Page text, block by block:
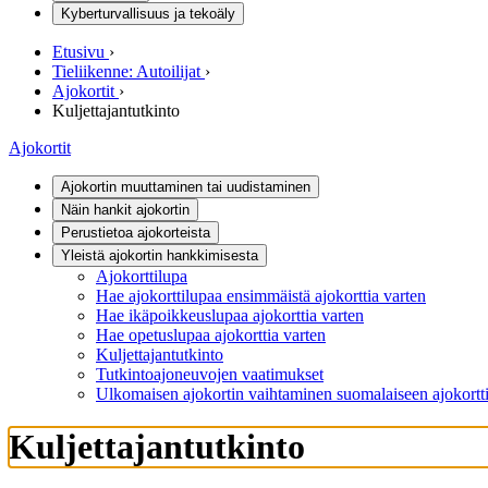
Kyberturvallisuus ja tekoäly
Etusivu ›
Tieliikenne: Autoilijat ›
Ajokortit ›
Kuljettajantutkinto
Ajokortit
Ajokortin muuttaminen tai uudistaminen
Näin hankit ajokortin
Perustietoa ajokorteista
Yleistä ajokortin hankkimisesta
Ajokorttilupa
Hae ajokorttilupaa ensimmäistä ajokorttia varten
Hae ikäpoikkeuslupaa ajokorttia varten
Hae opetuslupaa ajokorttia varten
Kuljettajantutkinto
Tutkintoajoneuvojen vaatimukset
Ulkomaisen ajokortin vaihtaminen suomalaiseen
Kuljettajantutkinto